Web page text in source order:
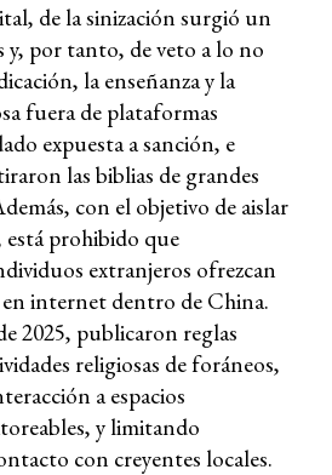
de la sinización surgió un
y, por tanto, de veto a lo no
la enseñanza y la
fuera de plataformas
expuesta a sanción, e
las biblias de grandes
con el objetivo de aislar
está prohibido que
extranjeros ofrezcan
en internet dentro de China.
2025, publicaron reglas
religiosas de foráneos,
a espacios
y limitando
con creyentes locales.